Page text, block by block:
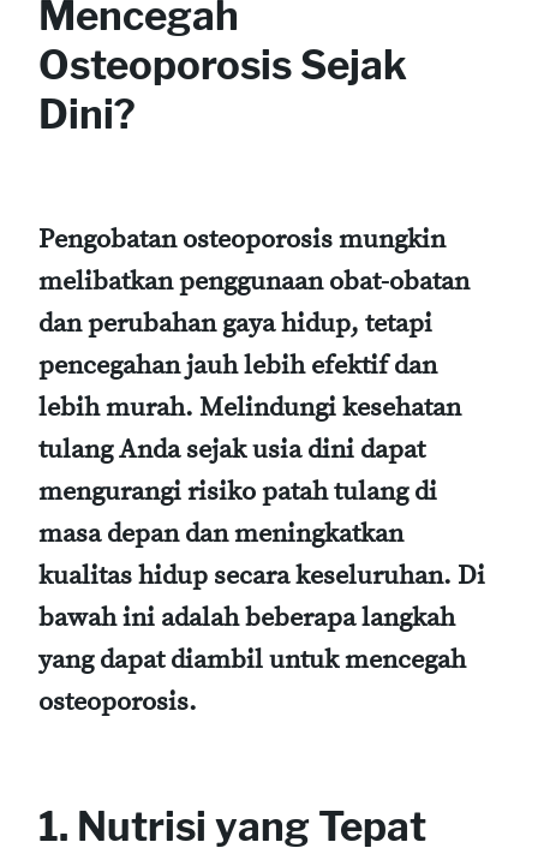
Mencegah
Osteoporosis Sejak
Dini?
Pengobatan osteoporosis mungkin
melibatkan penggunaan obat-obatan
dan perubahan gaya hidup, tetapi
pencegahan jauh lebih efektif dan
lebih murah. Melindungi kesehatan
tulang Anda sejak usia dini dapat
mengurangi risiko patah tulang di
masa depan dan meningkatkan
kualitas hidup secara keseluruhan. Di
bawah ini adalah beberapa langkah
yang dapat diambil untuk mencegah
osteoporosis.
1. Nutrisi yang Tepat